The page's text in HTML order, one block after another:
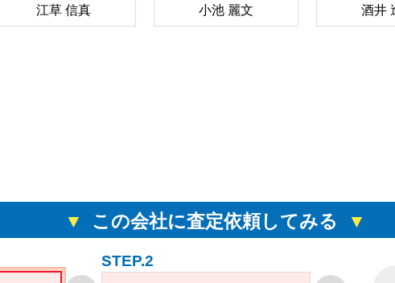
江草 信真 小池 麗文 酒井
この会社に査定依頼してみる
STEP.2